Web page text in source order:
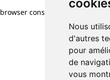
Nous
d'autres
pour
de
vous
browser console for more